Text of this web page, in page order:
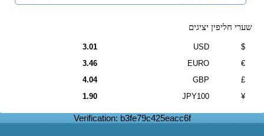
שערי חליפין יציגים
$
USD
3.01
€
EURO
3.46
£
GBP
4.04
¥
JPY100
1.90
Verification: b3fe79c425eacc6f